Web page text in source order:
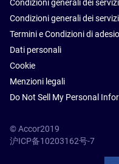
Condizioni generali dei servizi
Condizioni generali dei
Termini e Condizioni di
Dati personali
Cookie
Menzioni legali
Do Not Sell My Personal
© Accor2019
沪ICP备10203162号-7